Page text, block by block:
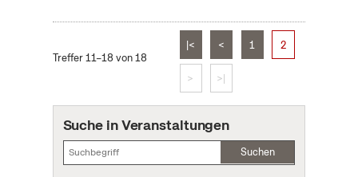
Treffer 11–18 von 18
|< < 1 2
> >|
Suche in Veranstaltungen
Suchen